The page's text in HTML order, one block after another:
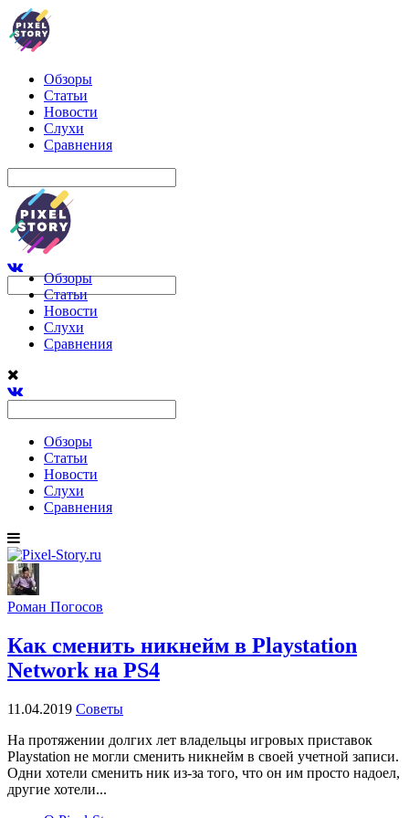
Обзоры
Статьи
Новости
Слухи
Сравнения
Обзоры
Статьи
Новости
Слухи
Сравнения
Обзоры
Статьи
Новости
Слухи
Сравнения
Роман Погосов
Как сменить никнейм в Playstation
Network на PS4
11.04.2019 Советы
На протяжении долгих лет владельцы игровых приставок
Playstation не могли сменить никнейм в своей учетной записи.
Одни хотели сменить ник из-за того, что он им просто надоел,
другие хотели...